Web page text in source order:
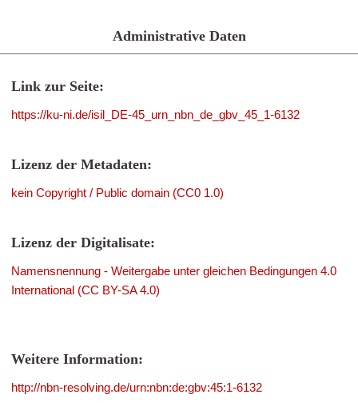
Administrative Daten
Link zur Seite:
https://ku-ni.de/isil_DE-45_urn_nbn_de_gbv_45_1-6132
Lizenz der Metadaten:
kein Copyright / Public domain (CC0 1.0)
Lizenz der Digitalisate:
Namensnennung - Weitergabe unter gleichen Bedingungen 4.0
International (CC BY-SA 4.0)
Weitere Information:
http://nbn-resolving.de/urn:nbn:de:gbv:45:1-6132